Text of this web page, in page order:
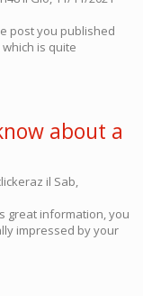
post you published
is quite
about a
il Sab,
great information, you
impressed by your